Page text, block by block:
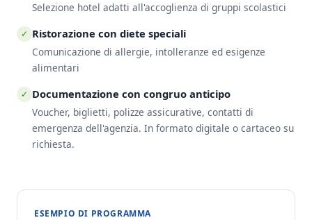
Selezione hotel adatti all'accoglienza di gruppi scolastici
✓ Ristorazione con diete speciali
Comunicazione di allergie, intolleranze ed esigenze
alimentari
✓ Documentazione con congruo anticipo
Voucher, biglietti, polizze assicurative, contatti di
emergenza dell'agenzia. In formato digitale o cartaceo su
richiesta.
ESEMPIO DI PROGRAMMA